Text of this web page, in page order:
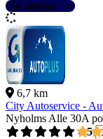
Se detaljer
6,7 km
City Autoservice -
Nyholms Alle 30A
4,5